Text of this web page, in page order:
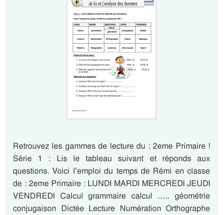
Retrouvez les gammes de lecture du : 2eme Primaire !
Série 1 : Lis le tableau suivant et réponds aux
questions. Voici l’emploi du temps de Rémi en classe
de : 2eme Primaire : LUNDI MARDI MERCREDI JEUDI
VENDREDI Calcul grammaire calcul ….. géométrie
conjugaison Dictée Lecture Numération Orthographe